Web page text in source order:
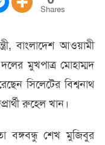
মৃত্যুতে
রুহেল
খানের
শোক
প্রকাশ
Shares
বাংলাদেশ আওয়ামী
মুখপাত্র মোহাম্মদ
সিলেটের বিশ্বনাথ
রুহেল খান।
বঙ্গবন্ধু শেখ মুজিবুর